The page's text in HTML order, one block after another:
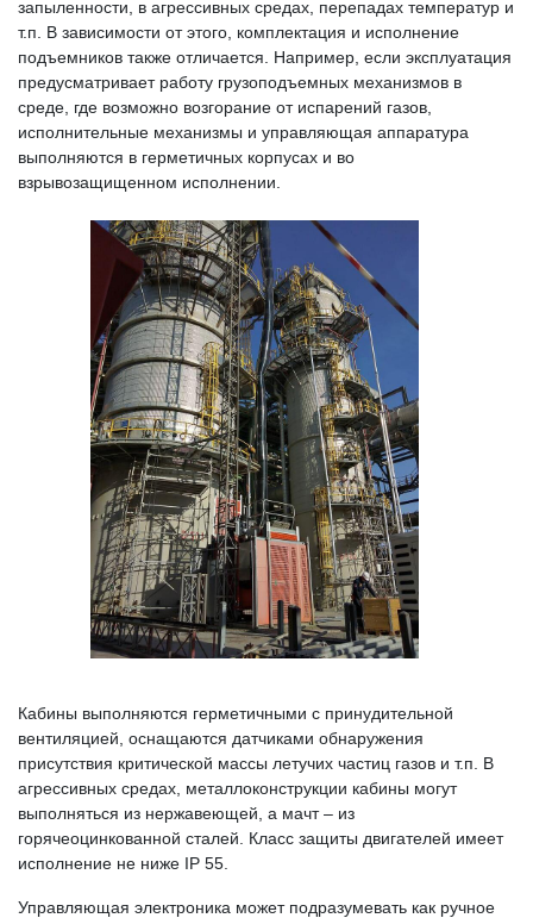
запыленности, в агрессивных средах, перепадах температур и
т.п. В зависимости от этого, комплектация и исполнение
подъемников также отличается. Например, если эксплуатация
предусматривает работу грузоподъемных механизмов в
среде, где возможно возгорание от испарений газов,
исполнительные механизмы и управляющая аппаратура
выполняются в герметичных корпусах и во
взрывозащищенном исполнении.
Кабины выполняются герметичными с принудительной
вентиляцией, оснащаются датчиками обнаружения
присутствия критической массы летучих частиц газов и т.п. В
агрессивных средах, металлоконструкции кабины могут
выполняться из нержавеющей, а мачт – из
горячеоцинкованной сталей. Класс защиты двигателей имеет
исполнение не ниже IP 55.
Управляющая электроника может подразумевать как ручное